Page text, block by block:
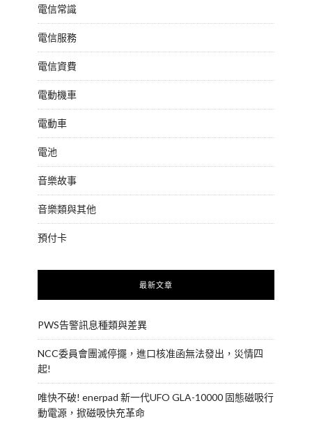
電信常識
電信服務
電信資費
電動機車
電動車
電池
音樂故事
音樂類與其他
預付卡
最新文章
PWS告警訊息種類與差異
NCC委員會團滅停擺，進口核准函無法發出，災情四
起!
唯快不破! enerpad 新一代UFO GLA-10000 固態磁吸行
動電源，掀磁吸快充革命